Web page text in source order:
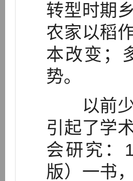
转型时期
农家以稻
本改变；
势。
以前少
引起了学
会研究：
版）一书